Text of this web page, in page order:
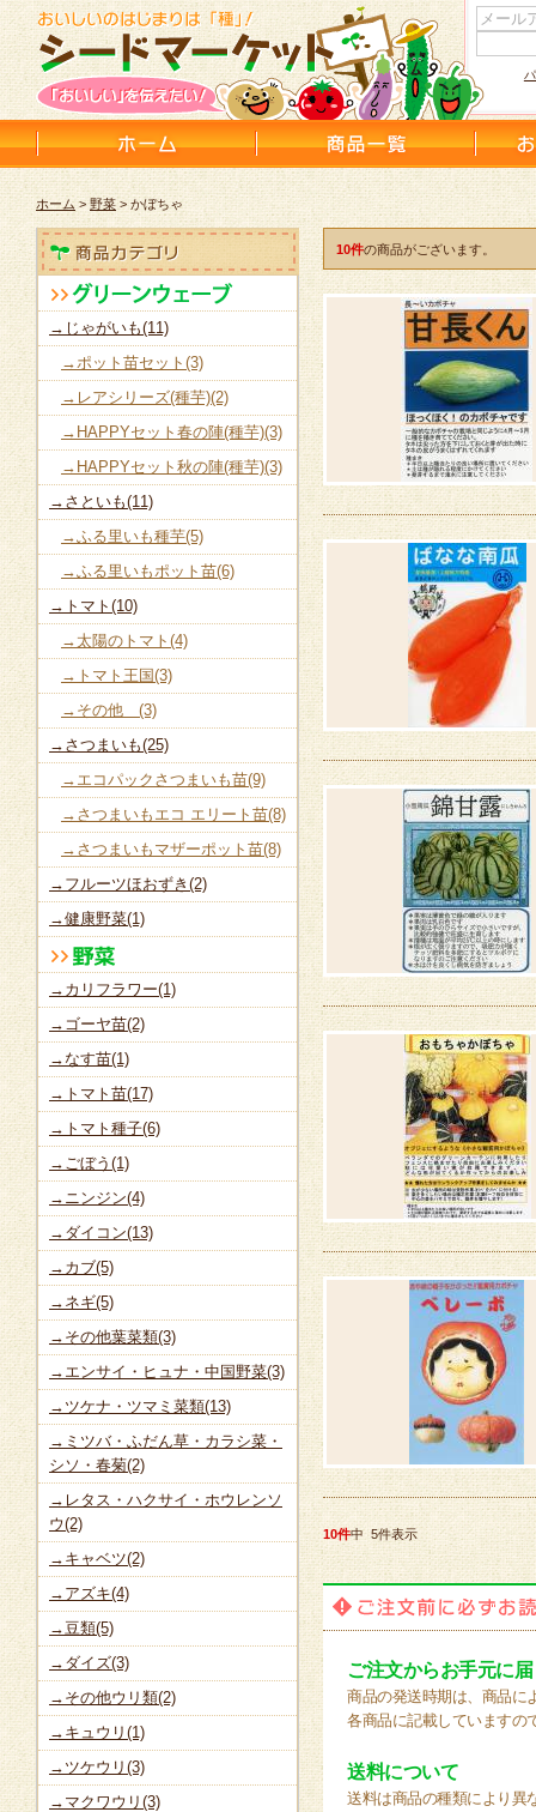
ホーム > 野菜> かぼちゃ
10件の商品がございます。
10件中 5件表示
ご注文からお手元に
商品の発送時期は、商品に
各商品に記載していますの
送料について
送料は商品の種類により異
→じゃがいも(11)
→ポット苗セット(3)
→レアシリーズ(種芋)(2)
→HAPPYセット春の陣(種芋)(3)
→HAPPYセット秋の陣(種芋)(3)
→さといも(11)
→ふる里いも種芋(5)
→ふる里いもポット苗(6)
→トマト(10)
→太陽のトマト(4)
→トマト王国(3)
→その他 (3)
→さつまいも(25)
→エコパックさつまいも苗(9)
→さつまいもエコ エリート苗(8)
→さつまいもマザーポット苗(8)
→フルーツほおずき(2)
→健康野菜(1)
→カリフラワー(1)
→ゴーヤ苗(2)
→なす苗(1)
→トマト苗(17)
→トマト種子(6)
→ごぼう(1)
→ニンジン(4)
→ダイコン(13)
→カブ(5)
→ネギ(5)
→その他葉菜類(3)
→エンサイ・ヒュナ・中国野菜(3)
→ツケナ・ツマミ菜類(13)
→ミツバ・ふだん草・カラシ菜・
シソ・春菊(2)
→レタス・ハクサイ・ホウレンソ
ウ(2)
→キャベツ(2)
→アズキ(4)
→豆類(5)
→ダイズ(3)
→その他ウリ類(2)
→キュウリ(1)
→ツケウリ(3)
→マクワウリ(3)